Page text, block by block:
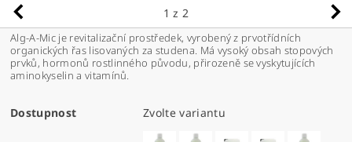
1 z 2
Alg-A-Mic je revitalizační prostředek, vyrobený z prvotřídních
organických řas lisovaných za studena. Má vysoký obsah stopových
prvků, hormonů rostlinného původu, přirozeně se vyskytujících
aminokyselin a vitamínů.
Dostupnost Zvolte variantu